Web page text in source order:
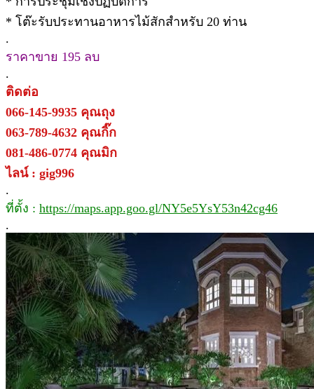
* โต๊ะรับประทานอาหารไม้สักสำหรับ 20 ท่าน
.
ราคาขาย 195 ลบ
.
ติดต่อ
066-145-9935 คุณถุง
063-789-4632 คุณกิ๊ก
081-486-0774 คุณมิก
ไลน์ : gig996
.
ที่ตั้ง : https://maps.app.goo.gl/NY5e5YsY53n42cg46
.